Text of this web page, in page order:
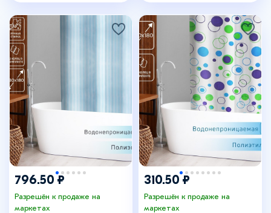
796.50 ₽
Разрешён к продаже на
маркетах
310.50 ₽
Разрешён к продаже на
маркетах